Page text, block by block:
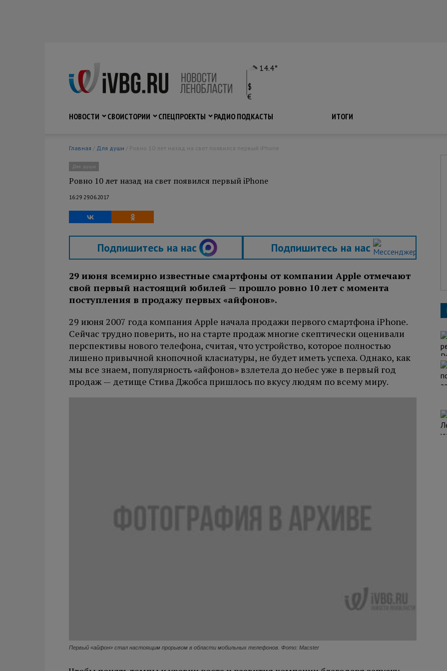
14.4°
$
€
НОВОСТИ
СВОИСТОРИИ СПЕЦПРОЕКТЫ РАДИО ПОДКАСТЫ ИТОГИ
Главная / Для души / Ровно 10 лет назад на свет появился первый iPhone
Для души
Ровно 10 лет назад на свет появился первый iPhone
16:29 29.06.2017
Подпишитесь на нас Подпишитесь на нас
29 июня всемирно известные смартфоны от компании Apple отмечают
свой первый настоящий юбилей — прошло ровно 10 лет с момента
поступления в продажу первых «айфонов».
29 июня 2007 года компания Apple начала продажи первого смартфона iPhone.
Сейчас трудно поверить, но на старте продаж многие скептически оценивали
перспективы нового телефона, считая, что устройство, которое полностью
лишено привычной кнопочной класиатуры, не будет иметь успеха. Однако, как
мы все знаем, популярность «айфонов» взлетела до небес уже в первый год
продаж — детище Стива Джобса пришлось по вкусу людям по всему миру.
Первый «айфон» стал настоящим прорывом в области мобильных телефонов. Фото: Macster